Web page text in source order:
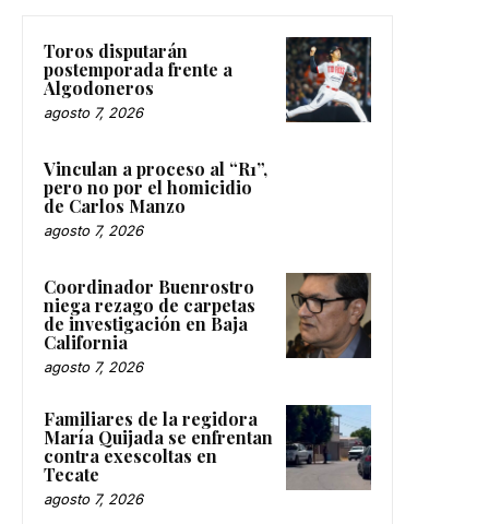
Toros disputarán
postemporada frente a
Algodoneros
agosto 7, 2026
Vinculan a proceso al “R1”,
pero no por el homicidio
de Carlos Manzo
agosto 7, 2026
Coordinador Buenrostro
niega rezago de carpetas
de investigación en Baja
California
agosto 7, 2026
Familiares de la regidora
María Quijada se enfrentan
contra exescoltas en
Tecate
agosto 7, 2026